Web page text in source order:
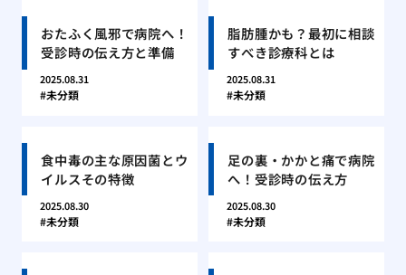
おたふく風邪で病院へ！
受診時の伝え方と準備
2025.08.31
未分類
脂肪腫かも？最初に相談
すべき診療科とは
2025.08.31
未分類
食中毒の主な原因菌とウ
イルスその特徴
2025.08.30
未分類
足の裏・かかと痛で病院
へ！受診時の伝え方
2025.08.30
未分類